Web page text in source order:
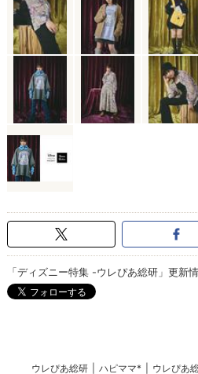
「ディズニー特集 -ウレぴあ総研」更新
ウレぴあ総研 ハピママ* ウレぴあ